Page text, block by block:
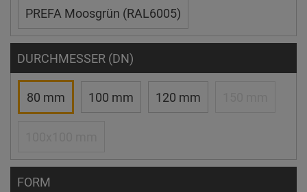
PREFA Moosgrün (RAL6005)
DURCHMESSER (DN)
80 mm 100 mm 120 mm
FORM